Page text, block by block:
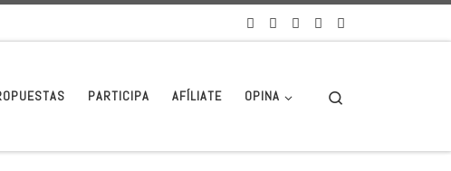
PARTICIPA AFÍLIATE OPINA